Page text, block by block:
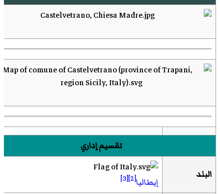
تقسيم إداري
البلد
إيطاليا[2]
[3]